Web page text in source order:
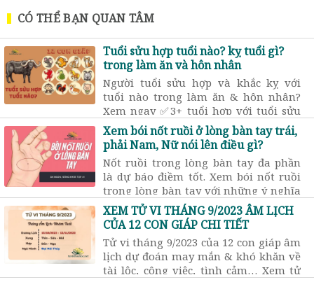
CÓ THỂ BẠN QUAN TÂM
Tuổi sửu hợp tuổi nào? kỵ tuổi gì?
trong làm ăn và hôn nhân
Người tuổi sửu hợp và khắc kỵ với
tuổi nào trong làm ăn & hôn nhân?
Xem ngay ✅3+ tuổi hợp với tuổi sửu
và ✅5 con giáp khắc kỵ với tuổi sửu
chi tiết & chính xác.
Xem bói nốt ruồi ở lòng bàn tay trái,
phải Nam, Nữ nói lên điều gì?
Nốt ruồi trong lòng bàn tay đa phần
là dự báo điềm tốt. Xem bói nốt ruồi
trong lòng bàn tay với những ý nghĩa
cát hung về vận số của mệnh chủ trên
các phương diện cuộc sống từ tính
cách, tài lộc đến sức khỏe.
XEM TỬ VI THÁNG 9/2023 ÂM LỊCH
CỦA 12 CON GIÁP CHI TIẾT
Tử vi tháng 9/2023 của 12 con giáp âm
lịch dự đoán may mắn & khó khăn về
tài lộc, công việc, tình cảm… Xem tử